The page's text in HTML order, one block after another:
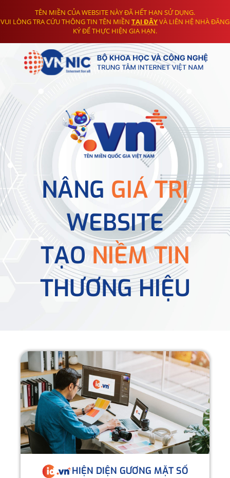
TÊN MIỀN CỦA WEBSITE NÀY ĐÃ HẾT HẠN SỬ DỤNG.
VUI LÒNG TRA CỨU THÔNG TIN TÊN MIỀN TẠI ĐÂYVÀ LIÊN HỆ NHÀ ĐĂNG
KÝ ĐỂ THỰC HIỆN GIA HẠN.
NÂNG GIÁ TRỊ
WEBSITE
TẠONIỀM TIN
THƯƠNG HIỆU
HIỆN DIỆN GƯƠNG MẶT SỐ